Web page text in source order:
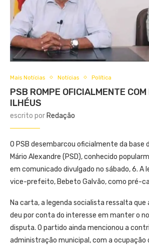
Mais Notícias Notícias Política
PSB ROMPE OFICIALMENTE COM
ILHÉUS
escrito por Redação
O PSB desembarcou oficialmente da base
Mário Alexandre (PSD), conhecido
em comunicado divulgado no sábado, 6. A
vice-prefeito, Bebeto Galvão, como pré-
Na carta, a legenda socialista ressalta que
deu por conta do interesse em manter o
disputa. O partido ainda mencionou a
administração municipal, com a ocupação